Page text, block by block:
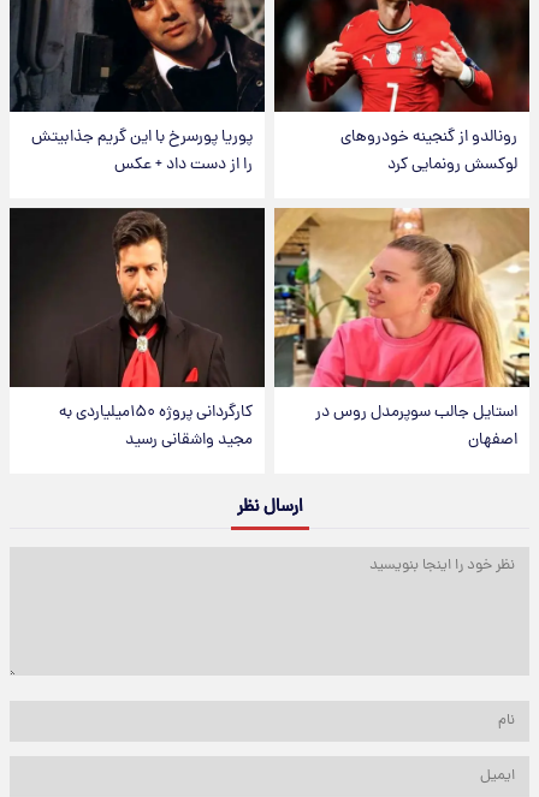
رونالدو از گنجینه خودروهای
لوکسش رونمایی کرد
پوریا پورسرخ با این گریم جذابیتش
را از دست داد + عکس
استایل جالب سوپرمدل روس در
اصفهان
کارگردانی پروژه ۱۵۰میلیاردی به
مجید واشقانی رسید
ارسال نظر